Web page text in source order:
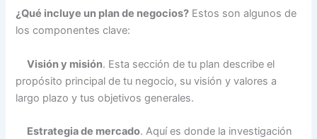
¿Qué incluye un plan de negocios? Estos son algunos de
los componentes clave:
Visión y misión. Esta sección de tu plan describe el
propósito principal de tu negocio, su visión y valores a
largo plazo y tus objetivos generales.
Estrategia de mercado. Aquí es donde la investigación